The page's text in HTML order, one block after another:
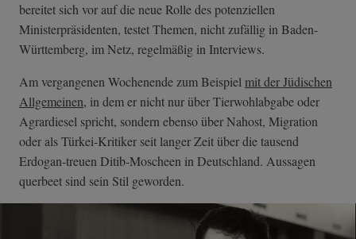
bereitet sich vor auf die neue Rolle des potenziellen
Ministerpräsidenten, testet Themen, nicht zufällig in Baden-
Württemberg, im Netz, regelmäßig in Interviews.
Am vergangenen Wochenende zum Beispielmit der Jüdischen
Allgemeinen, in dem er nicht nur über Tierwohlabgabe oder
Agrardiesel spricht, sondern ebenso über Nahost, Migration
oder als Türkei-Kritiker seit langer Zeit über die tausend
Erdogan-treuen Ditib-Moscheen in Deutschland. Aussagen
querbeet sind sein Stil geworden.